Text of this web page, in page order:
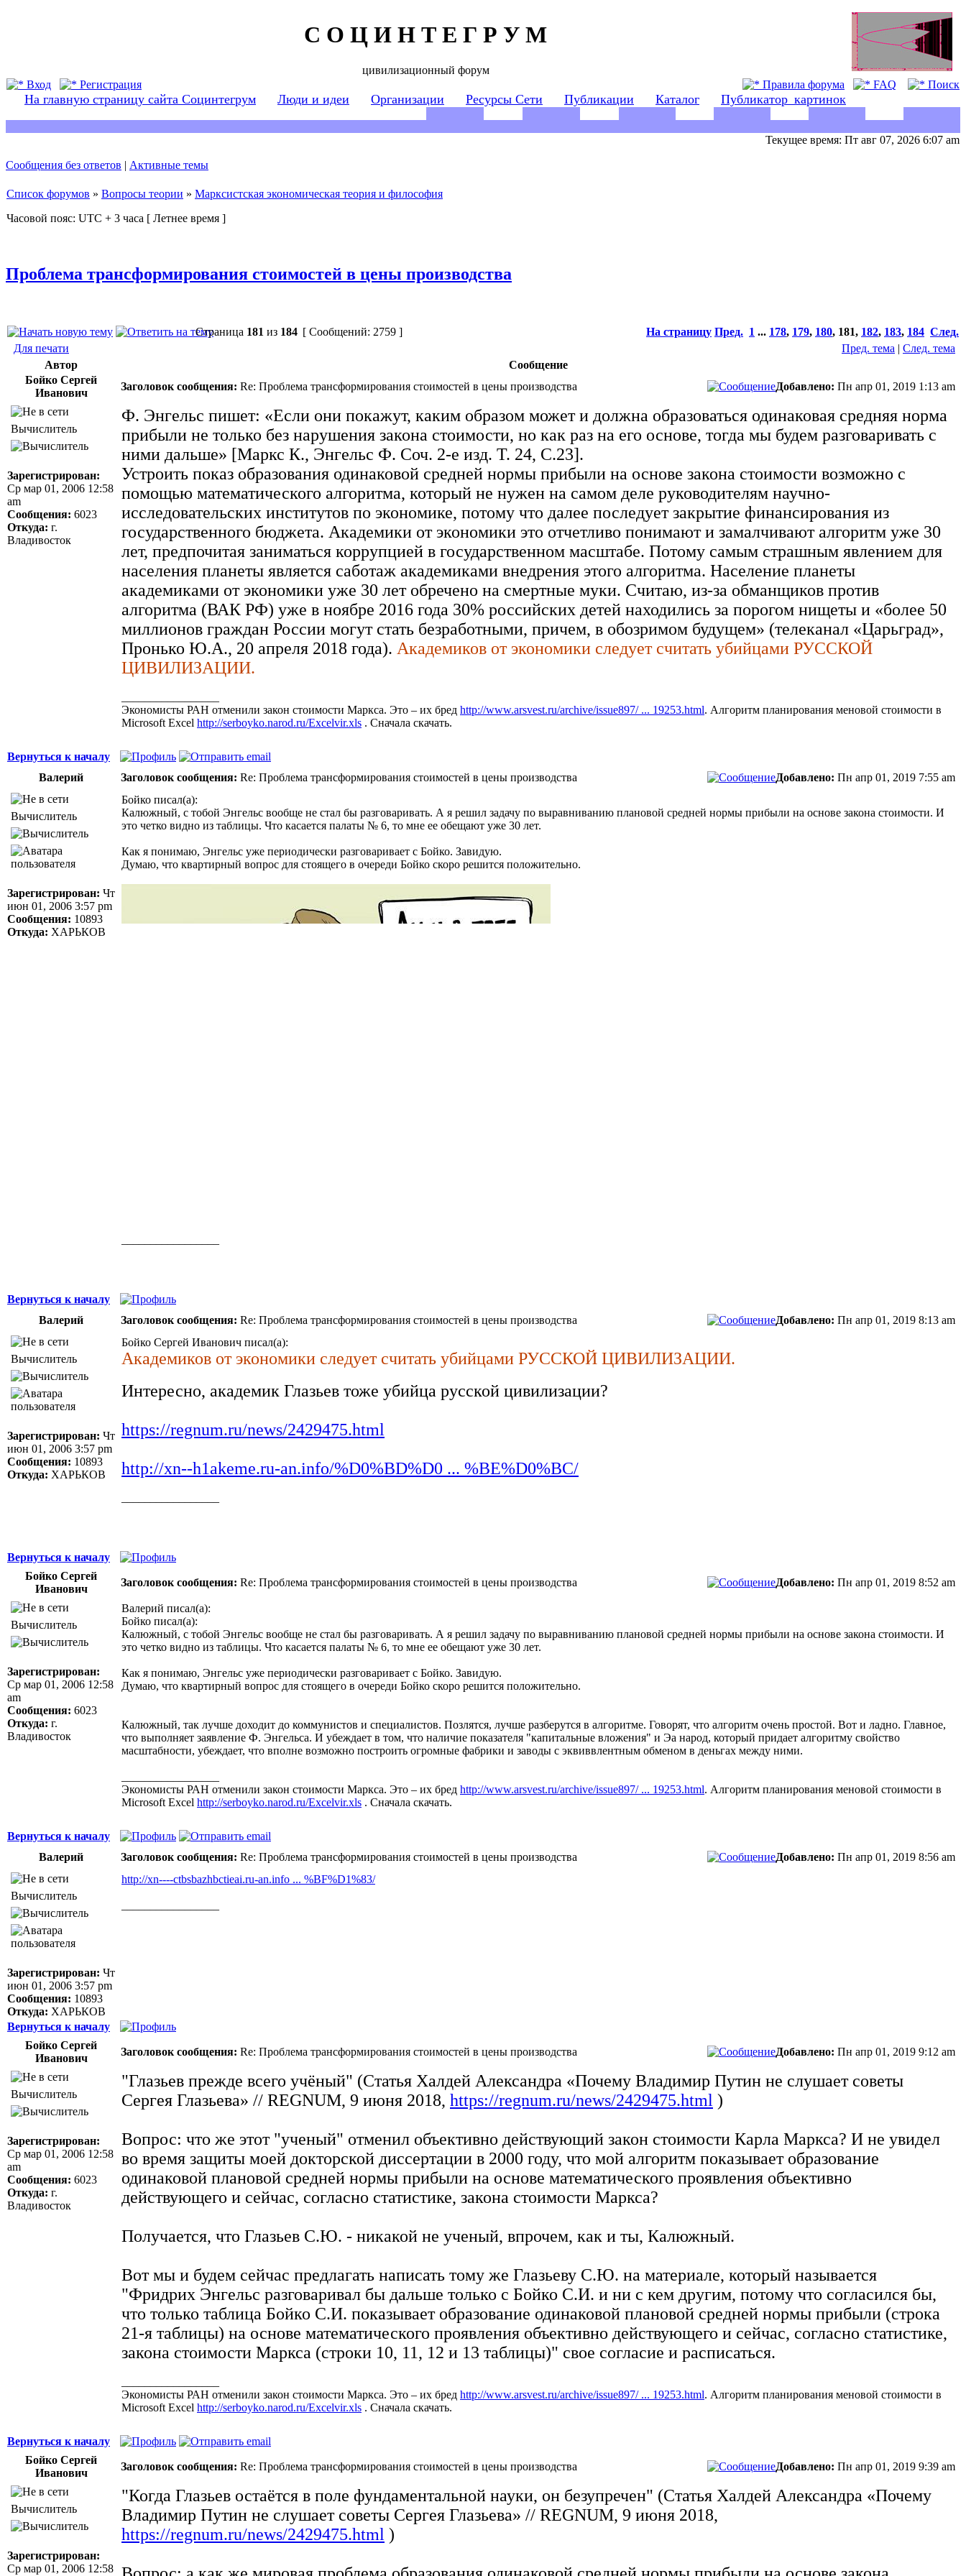
С О Ц И Н Т Е Г Р У М
цивилизационный форум
Вход
Регистрация Правила форума FAQ Поиск
На главную страницу сайта Социнтегрум Люди и идеи Организации Ресурсы Сети Публикации Каталог Публикатор_картинок
Текущее время: Пт авг 07, 2026 6:07 am
Сообщения без ответов | Активные темы
Список форумов » Вопросы теории » Марксистская экономическая теория и философия
Часовой пояс: UTC + 3 часа [ Летнее время ]
Проблема трансформирования стоимостей в цены производства
Страница 181 из 184 [ Сообщений: 2759 ] На страницу Пред. 1 ... 178, 179, 180, 181, 182, 183, 184 След.
Для печати
Пред. тема | След. тема
Автор
Сообщение
Бойко Сергей
Иванович
Заголовок сообщения: Re: Проблема трансформирования стоимостей в цены производства Добавлено: Пн апр 01, 2019 1:13 am
Вычислитель
Зарегистрирован:
Ср мар 01, 2006 12:58
am
Сообщения: 6023
Откуда: г.
Владивосток
Ф. Энгельс пишет: «Если они покажут, каким образом может и должна образоваться одинаковая средняя норма
прибыли не только без нарушения закона стоимости, но как раз на его основе, тогда мы будем разговаривать с
ними дальше» [Маркс К., Энгельс Ф. Соч. 2-е изд. Т. 24, С.23].
Устроить показ образования одинаковой средней нормы прибыли на основе закона стоимости возможно с
помощью математического алгоритма, который не нужен на самом деле руководителям научно-
исследовательских институтов по экономике, потому что далее последует закрытие финансирования из
государственного бюджета. Академики от экономики это отчетливо понимают и замалчивают алгоритм уже 30
лет, предпочитая заниматься коррупцией в государственном масштабе. Потому самым страшным явлением для
населения планеты является саботаж академиками внедрения этого алгоритма. Население планеты
академиками от экономики уже 30 лет обречено на смертные муки. Считаю, из-за обманщиков против
алгоритма (ВАК РФ) уже в ноябре 2016 года 30% российских детей находились за порогом нищеты и «более 50
миллионов граждан России могут стать безработными, причем, в обозримом будущем» (телеканал «Царьград»,
Пронько Ю.А., 20 апреля 2018 года). Академиков от экономики следует считать убийцами РУССКОЙ
ЦИВИЛИЗАЦИИ.
Экономисты РАН отменили закон стоимости Маркса. Это – их бред http://www.arsvest.ru/archive/issue897/ ... 19253.html. Алгоритм планирования меновой стоимости в
Microsoft Excel http://serboyko.narod.ru/Excelvir.xls . Сначала скачать.
Вернуться к началу
Валерий
Заголовок сообщения: Re: Проблема трансформирования стоимостей в цены производства Добавлено: Пн апр 01, 2019 7:55 am
Вычислитель
Зарегистрирован: Чт
июн 01, 2006 3:57 pm
Сообщения: 10893
Откуда: ХАРЬКОВ
Бойко писал(а):
Калюжный, с тобой Энгельс вообще не стал бы разговаривать. А я решил задачу по выравниванию плановой средней нормы прибыли на основе закона стоимости. И
это четко видно из таблицы. Что касается палаты № 6, то мне ее обещают уже 30 лет.
Как я понимаю, Энгельс уже периодически разговаривает с Бойко. Завидую.
Думаю, что квартирный вопрос для стоящего в очереди Бойко скоро решится положительно.
Вернуться к началу
Валерий
Заголовок сообщения: Re: Проблема трансформирования стоимостей в цены производства Добавлено: Пн апр 01, 2019 8:13 am
Вычислитель
Зарегистрирован: Чт
июн 01, 2006 3:57 pm
Сообщения: 10893
Откуда: ХАРЬКОВ
Бойко Сергей Иванович писал(а):
Академиков от экономики следует считать убийцами РУССКОЙ ЦИВИЛИЗАЦИИ.
Интересно, академик Глазьев тоже убийца русской цивилизации?
https://regnum.ru/news/2429475.html
http://xn--h1akeme.ru-an.info/%D0%BD%D0 ... %BE%D0%BC/
Вернуться к началу
Бойко Сергей
Иванович
Заголовок сообщения: Re: Проблема трансформирования стоимостей в цены производства Добавлено: Пн апр 01, 2019 8:52 am
Вычислитель
Зарегистрирован:
Ср мар 01, 2006 12:58
am
Сообщения: 6023
Откуда: г.
Владивосток
Валерий писал(а):
Бойко писал(а):
Калюжный, с тобой Энгельс вообще не стал бы разговаривать. А я решил задачу по выравниванию плановой средней нормы прибыли на основе закона стоимости. И
это четко видно из таблицы. Что касается палаты № 6, то мне ее обещают уже 30 лет.
Как я понимаю, Энгельс уже периодически разговаривает с Бойко. Завидую.
Думаю, что квартирный вопрос для стоящего в очереди Бойко скоро решится положительно.
Калюжный, так лучше доходит до коммунистов и специалистов. Позлятся, лучше разберутся в алгоритме. Говорят, что алгоритм очень простой. Вот и ладно. Главное,
что выполняет заявление Ф. Энгельса. И убеждает в том, что наличие показателя "капитальные вложения" и Эа народ, который придает алгоритму свойство
масштабности, убеждает, что вполне возможно построить огромные фабрики и заводы с эквиввлентным обменом в деньгах между ними.
Экономисты РАН отменили закон стоимости Маркса. Это – их бред http://www.arsvest.ru/archive/issue897/ ... 19253.html. Алгоритм планирования меновой стоимости в
Microsoft Excel http://serboyko.narod.ru/Excelvir.xls . Сначала скачать.
Вернуться к началу
Валерий
Заголовок сообщения: Re: Проблема трансформирования стоимостей в цены производства Добавлено: Пн апр 01, 2019 8:56 am
Вычислитель
Зарегистрирован: Чт
июн 01, 2006 3:57 pm
Сообщения: 10893
Откуда: ХАРЬКОВ
http://xn----ctbsbazhbctieai.ru-an.info ... %BF%D1%83/
Вернуться к началу
Бойко Сергей
Иванович
Заголовок сообщения: Re: Проблема трансформирования стоимостей в цены производства Добавлено: Пн апр 01, 2019 9:12 am
Вычислитель
Зарегистрирован:
Ср мар 01, 2006 12:58
am
Сообщения: 6023
Откуда: г.
Владивосток
"Глазьев прежде всего учёный" (Статья Халдей Александра «Почему Владимир Путин не слушает советы
Сергея Глазьева» // REGNUM, 9 июня 2018, https://regnum.ru/news/2429475.html )
Вопрос: что же этот "ученый" отменил объективно действующий закон стоимости Карла Маркса? И не увидел
во время защиты моей докторской диссертации в 2000 году, что мой алгоритм показывает образование
одинаковой плановой средней нормы прибыли на основе математического проявления объективно
действующего и сейчас, согласно статистике, закона стоимости Маркса?
Получается, что Глазьев С.Ю. - никакой не ученый, впрочем, как и ты, Калюжный.
Вот мы и будем сейчас предлагать написать тому же Глазьеву С.Ю. на материале, который называется
"Фридрих Энгельс разговаривал бы дальше только с Бойко С.И. и ни с кем другим, потому что согласился бы,
что только таблица Бойко С.И. показывает образование одинаковой плановой средней нормы прибыли (строка
21-я таблицы) на основе математического проявления объективно действующего и сейчас, согласно статистике,
закона стоимости Маркса (строки 10, 11, 12 и 13 таблицы)" свое согласие и расписаться.
Экономисты РАН отменили закон стоимости Маркса. Это – их бред http://www.arsvest.ru/archive/issue897/ ... 19253.html. Алгоритм планирования меновой стоимости в
Microsoft Excel http://serboyko.narod.ru/Excelvir.xls . Сначала скачать.
Вернуться к началу
Бойко Сергей
Иванович
Заголовок сообщения: Re: Проблема трансформирования стоимостей в цены производства Добавлено: Пн апр 01, 2019 9:39 am
Вычислитель
Зарегистрирован:
Ср мар 01, 2006 12:58
"Когда Глазьев остаётся в поле фундаментальной науки, он безупречен" (Статья Халдей Александра «Почему
Владимир Путин не слушает советы Сергея Глазьева» // REGNUM, 9 июня 2018,
https://regnum.ru/news/2429475.html )